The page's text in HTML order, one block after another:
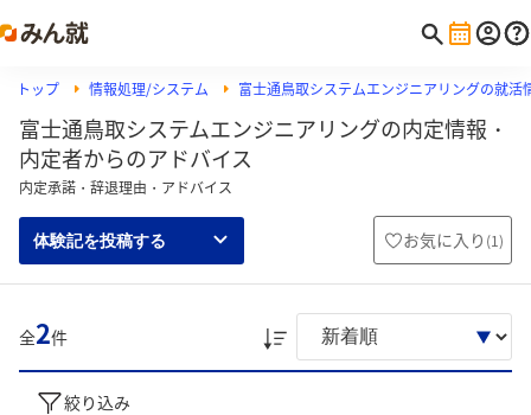
トップ 情報処理/システム 富士通鳥取システムエンジニアリングの就活
富士通鳥取システムエンジニアリングの内定情報・
内定者からのアドバイス
内定承諾・辞退理由・アドバイス
体験記を投稿する お気に入り (1)
全2件
絞り込み